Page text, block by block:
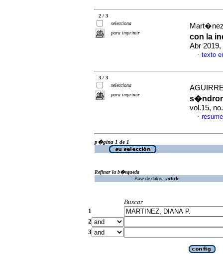
2 / 3
selecciona
para imprimir
con la
Abr 2019,
· texto
3 / 3
selecciona
para imprimir
vol.15,
·
p�gina 1 de 1
Refinar la b�squeda
Base de datos : article
Buscar
1
2
3